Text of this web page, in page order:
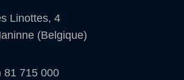
Linottes, 4
(Belgique)
81 715 000